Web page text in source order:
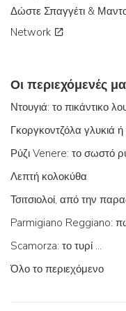
Δώστε Σπαγγέτι &
Network
Οι περιεχόμενές
Ντουγιά: το πικάντικο
Γκοργκοντζόλα γλυκιά ή
Ρύζι Venere: το σωστό
Λεπτή κολοκύθα
Τσιτσιολοί, από την
Scamorza: το τυρί ...
Όλο το περιεχόμενο